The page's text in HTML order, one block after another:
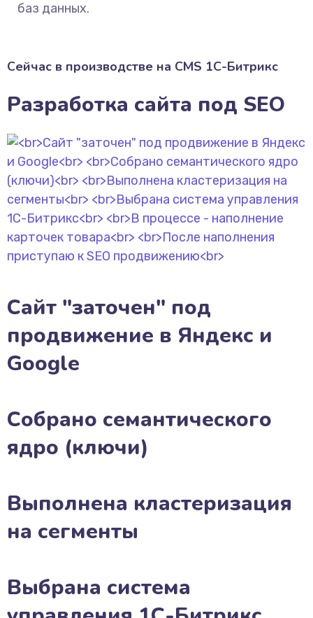
баз данных.
Сейчас в производстве на CMS 1С-Битрикс
Разработка сайта под SEO
Сайт "заточен" под
продвижение в Яндекс и
Google
Собрано семантического
ядро (ключи)
Выполнена кластеризация
на сегменты
Выбрана система